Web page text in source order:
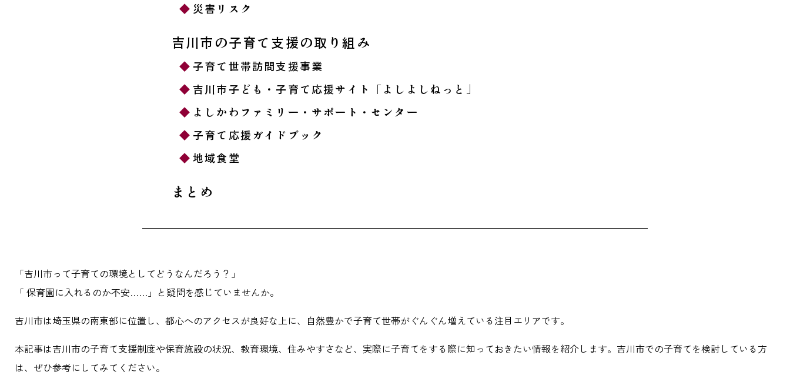
災害リスク
吉川市の子育て支援の取り組み
子育て世帯訪問支援事業
吉川市子ども・子育て応援サイト「よしよしねっと」
よしかわファミリー・サポート・センター
子育て応援ガイドブック
地域食堂
まとめ
「吉川市って子育ての環境としてどうなんだろう？」
「 保育園に入れるのか不安……」と疑問を感じていませんか。
吉川市は埼玉県の南東部に位置し、都心へのアクセスが良好な上に、自然豊かで子育て世帯がぐんぐん増えている注目エリアです。
本記事は吉川市の子育て支援制度や保育施設の状況、教育環境、住みやすさなど、実際に子育てをする際に知っておきたい情報を紹介します。吉川市での子育てを検討している方
は、ぜひ参考にしてみてください。